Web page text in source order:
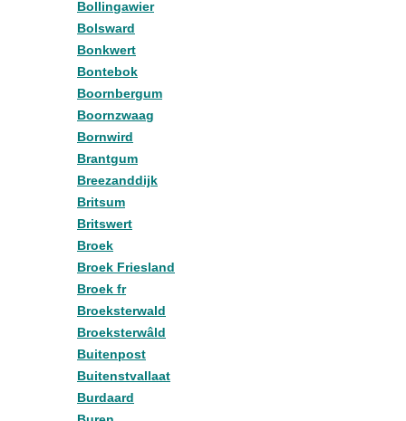
Bollingawier
Bolsward
Bonkwert
Bontebok
Boornbergum
Boornzwaag
Bornwird
Brantgum
Breezanddijk
Britsum
Britswert
Broek
Broek Friesland
Broek fr
Broeksterwald
Broeksterwâld
Buitenpost
Buitenstvallaat
Burdaard